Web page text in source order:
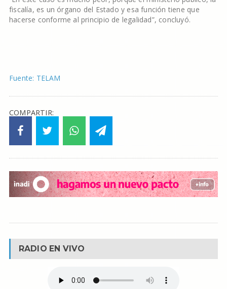
fiscalía, es un órgano del Estado y esa función tiene que
hacerse conforme al principio de legalidad”, concluyó.
Fuente: TELAM
COMPARTIR:
RADIO EN VIVO